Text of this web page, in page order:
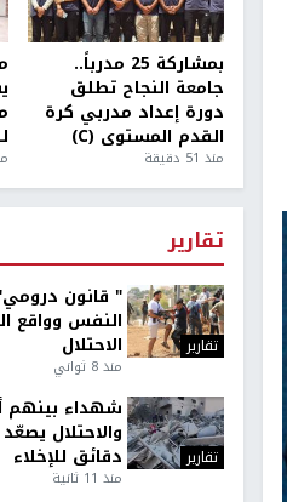
بمشاركة 25 مدرباً..
جامعة النجاح تطلق
دورة إعداد مدربي كرة
القدم المستوى (C)
منذ 51 دقيقة
تقارير
تقارير
" قانون
النفس وواقع
الاحتلال
منذ 8 ثواني
تقارير
شهداء بينهم
والاحتلال
دقائق للإخلاء
منذ 11 ثانية